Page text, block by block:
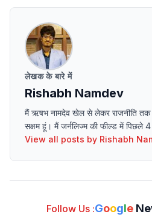
लेखक के बारे में
Rishabh Namdev
मैं ऋषभ नामदेव खेल से लेकर राजनीति
सक्षम हूं। मैं जर्नलिज्म की फील्ड में पिछले
View all posts by Rishabh
Follow Us :Google